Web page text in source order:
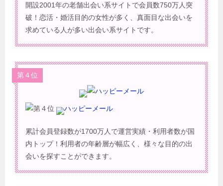
開設2001年の老舗出会い系サイトで会員数750万人突
破！恋活・婚活目的の女性が多く、真面目な出会いを
求めている人が多い出会い系サイトです。
第４位
ハッピーメール
累計会員登録数が1700万人で運営実績・利用者数が国
内トップ！利用者の年齢層が幅広く、様々な目的の出
会いを探すことができます。